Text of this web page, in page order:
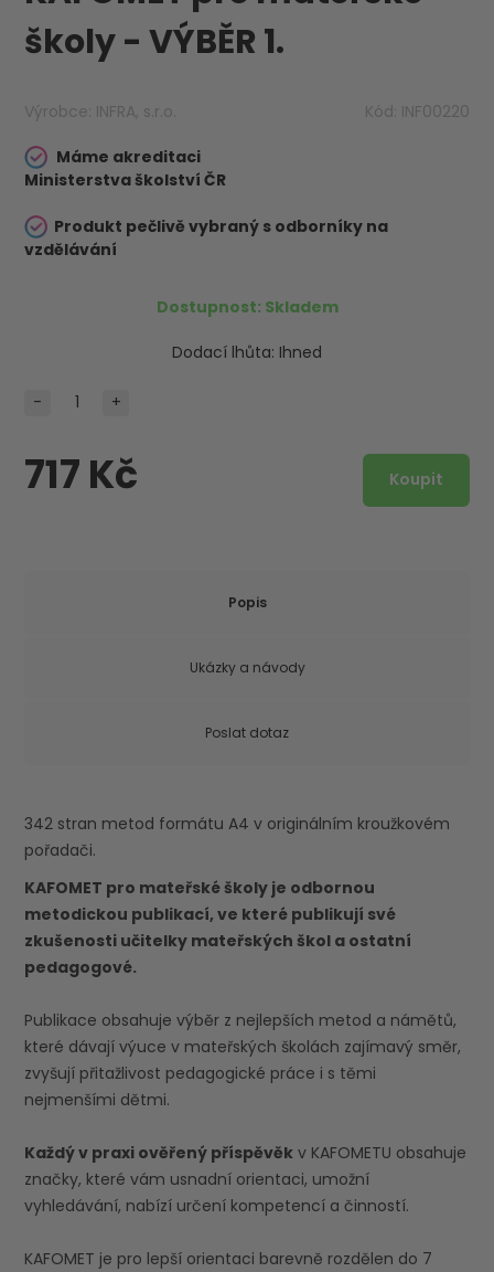
školy - VÝBĚR 1.
Výrobce: INFRA, s.r.o. Kód: INF00220
Máme akreditaci
Ministerstva školství ČR
Produkt pečlivě vybraný s odborníky na
vzdělávání
Dostupnost: Skladem
Dodací lhůta: Ihned
717 Kč
- +
Popis
Ukázky a návody
Poslat dotaz
342 stran metod formátu A4 v originálním kroužkovém
pořadači.
KAFOMET pro mateřské školy je odbornou
metodickou publikací, ve které publikují své
zkušenosti učitelky mateřských škol a ostatní
pedagogové.
Publikace obsahuje výběr z nejlepších metod a námětů,
které dávají výuce v mateřských školách zajímavý směr,
zvyšují přitažlivost pedagogické práce i s těmi
nejmenšími dětmi.
Každý v praxi ověřený příspěvěk v KAFOMETU obsahuje
značky, které vám usnadní orientaci, umožní
vyhledávání, nabízí určení kompetencí a činností.
KAFOMET je pro lepší orientaci barevně rozdělen do 7